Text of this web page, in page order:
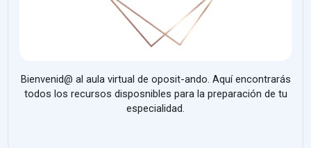
Bienvenid@ al aula virtual de oposit-ando. Aquí encontrarás
todos los recursos disposnibles para la preparación de tu
especialidad.